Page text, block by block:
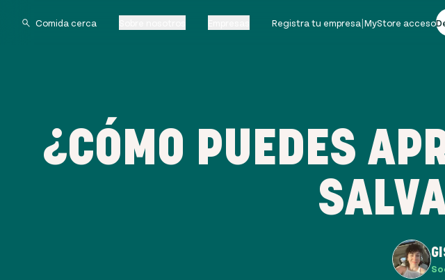
Registra tu empresa|MyStore acceso
¿CÓMO PUEDES